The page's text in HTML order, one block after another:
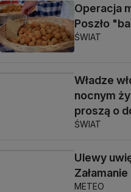
Operacja
Poszło
ŚWIAT
Władze
nocnym
proszą o
ŚWIAT
Ulewy
METEO